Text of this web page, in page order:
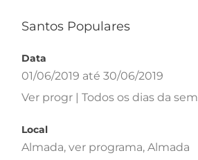
Santos Populares
Data
01/06/2019 até 30/06/2019
Ver progr | Todos os dias da
Local
Almada, ver programa, Almada